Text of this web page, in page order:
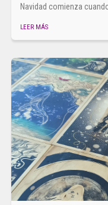
Navidad comienza
LEER MÁS